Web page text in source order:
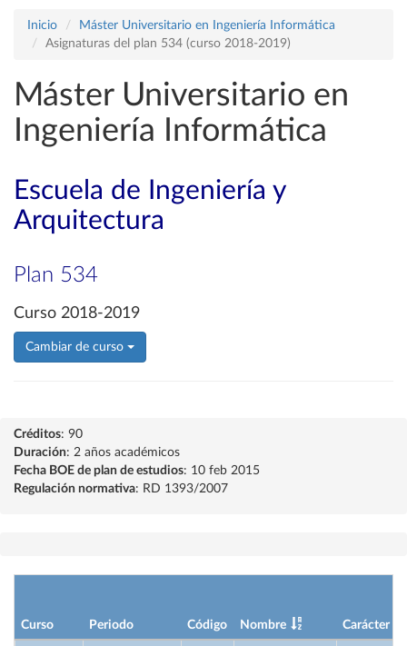
Inicio
Máster Universitario en Ingeniería Informática
Asignaturas del plan 534 (curso 2018-2019)
Máster Universitario en
Ingeniería Informática
Escuela de Ingeniería y
Arquitectura
Plan 534
Curso 2018-2019
Cambiar de curso
Créditos: 90
Duración: 2 años académicos
Fecha BOE de plan de estudios: 10 feb 2015
Regulación normativa: RD 1393/2007
Curso Periodo Código Nombre Carácter